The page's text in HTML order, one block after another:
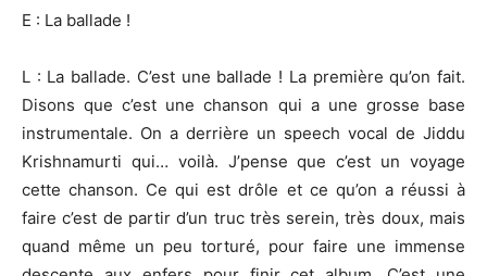
E : La ballade !
L : La ballade. C’est une ballade ! La première qu’on fait.
Disons que c’est une chanson qui a une grosse base
instrumentale. On a derrière un speech vocal de Jiddu
Krishnamurti qui… voilà. J’pense que c’est un voyage
cette chanson. Ce qui est drôle et ce qu’on a réussi à
faire c’est de partir d’un truc très serein, très doux, mais
quand même un peu torturé, pour faire une immense